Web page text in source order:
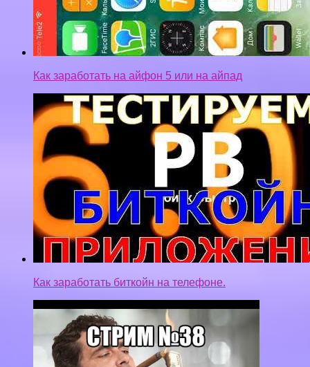
Как заработать на айфон 5 или на айпад
Как заработать биткойн на телефоне.